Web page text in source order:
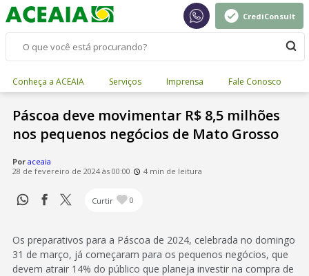
CrediConsult
Conheça a ACEAIA Serviços Imprensa Fale Conosco
Páscoa deve movimentar R$ 8,5 milhões
nos pequenos negócios de Mato Grosso
Por aceaia
28 de fevereiro de 2024 às 00:00
4 min de leitura
Curtir 0
Os preparativos para a Páscoa de 2024, celebrada no domingo
31 de março, já começaram para os pequenos negócios, que
devem atrair 14% do público que planeja investir na compra de